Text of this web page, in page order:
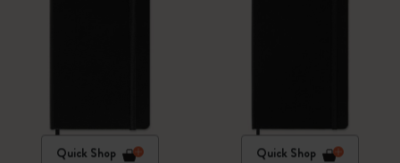
Quick Shop Quick Shop